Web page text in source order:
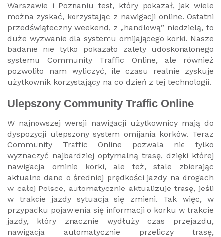
Warszawie i Poznaniu test, który pokazał, jak wiele
można zyskać, korzystając z nawigacji online. Ostatni
przedświąteczny weekend, z „handlową” niedzielą, to
duże wyzwanie dla systemu omijającego korki. Nasze
badanie nie tylko pokazało zalety udoskonalonego
systemu Community Traffic Online, ale również
pozwoliło nam wyliczyć, ile czasu realnie zyskuje
użytkownik korzystający na co dzień z tej technologii.
Ulepszony Community Traffic Online
W najnowszej wersji nawigacji użytkownicy mają do
dyspozycji ulepszony system omijania korków. Teraz
Community Traffic Online pozwala nie tylko
wyznaczyć najbardziej optymalną trasę, dzięki której
nawigacja ominie korki, ale też, stale zbierając
aktualne dane o średniej prędkości jazdy na drogach
w całej Polsce, automatycznie aktualizuje trasę, jeśli
w trakcie jazdy sytuacja się zmieni. Tak więc, w
przypadku pojawienia się informacji o korku w trakcie
jazdy, który znacznie wydłuży czas przejazdu,
nawigacja automatycznie przeliczy trasę,